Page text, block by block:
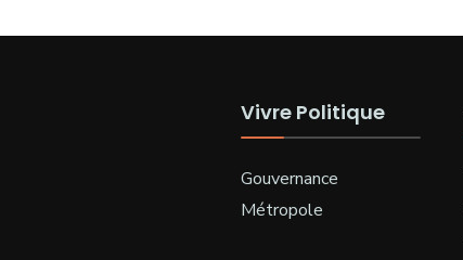
Vivre Politique
Gouvernance
Métropole